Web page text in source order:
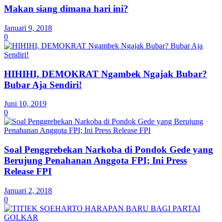
Makan siang dimana hari ini?
Januari 9, 2018
0
HIHIHI, DEMOKRAT Ngambek Ngajak Bubar?
Bubar Aja Sendiri!
Juni 10, 2019
0
Soal Penggrebekan Narkoba di Pondok Gede yang
Berujung Penahanan Anggota FPI; Ini Press
Release FPI
Januari 2, 2018
0